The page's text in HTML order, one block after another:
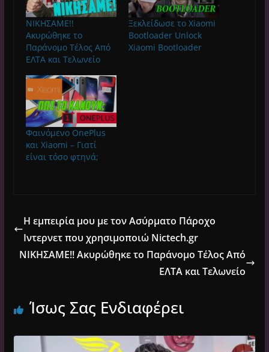
ΝΙΚΗΣΑΜΕ!!
Ακυρώθηκε το
Παράνομο Τέλος Από
ΕΛΤΑ και Τελωνείο
Ξεκλείδωσε το Xiaomi
Bootloader Unlock
Xiaomi Bootloader
Φαινόμενο OnePlus
και Xiaomi – Γιατί
είναι τόσο φτηνά;
Η εμπειρία μου με τον Ασύρματο Πάροχο
Ιντερνετ που χρησιμοποιώ Nictech.gr
ΝΙΚΗΣΑΜΕ!! Ακυρώθηκε το Παράνομο Τέλος Από
ΕΛΤΑ και Τελωνείο
Ίσως Σας Ενδιαφέρει